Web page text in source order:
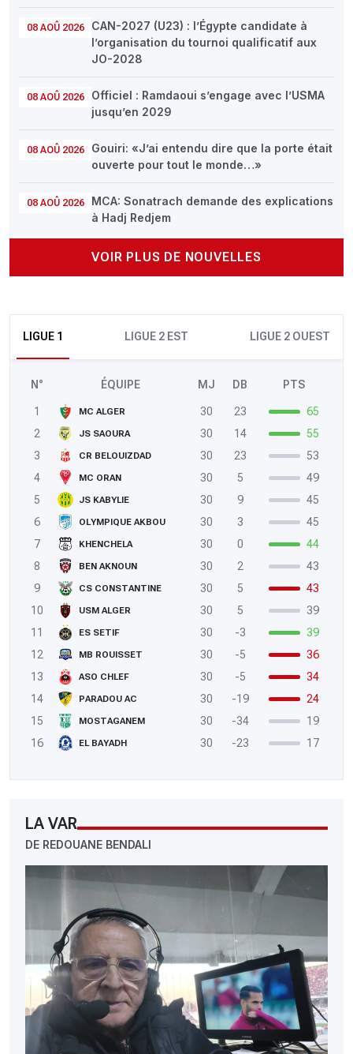
08 AOÛ 2026
CAN-2027 (U23) : l’Égypte candidate à
l’organisation du tournoi qualificatif aux
JO-2028
08 AOÛ 2026
Officiel : Ramdaoui s’engage avec l’USMA
jusqu’en 2029
08 AOÛ 2026
Gouiri: «J’ai entendu dire que la porte était
ouverte pour tout le monde…»
08 AOÛ 2026
MCA: Sonatrach demande des explications
à Hadj Redjem
VOIR PLUS DE NOUVELLES
LIGUE 1 LIGUE 2 EST LIGUE 2 OUEST
N° ÉQUIPE MJ DB PTS
1 MC ALGER 30 23
65
2
JS SAOURA 30 14
55
3
CR BELOUIZDAD 30 23
53
4
MC ORAN 30 5
49
5
JS KABYLIE 30 9
45
6
OLYMPIQUE AKBOU 30 3
45
7
KHENCHELA 30 0
44
8
BEN AKNOUN 30 2
43
9
CS CONSTANTINE 30 5
43
10
USM ALGER 30 5
39
11
ES SETIF 30 -3
39
12
MB ROUISSET 30 -5
36
13
ASO CHLEF 30 -5
34
14
PARADOU AC 30 -19
24
15
MOSTAGANEM 30 -34
19
16
EL BAYADH 30 -23 17
LA VAR
DE REDOUANE BENDALI